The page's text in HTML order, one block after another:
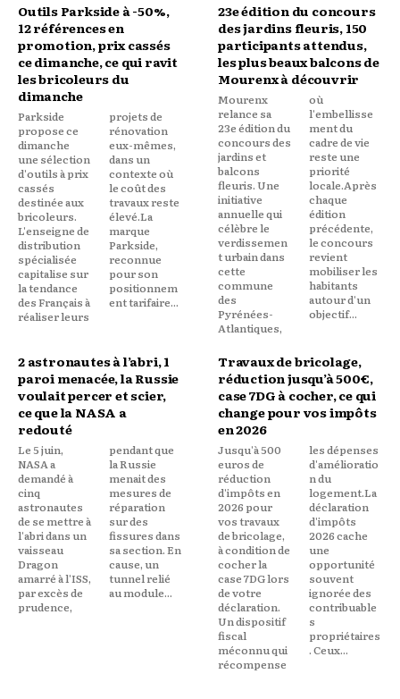
Outils Parkside à -50%,
12 références en
promotion, prix cassés
ce dimanche, ce qui ravit
les bricoleurs du
dimanche
Parkside
propose ce
dimanche
une sélection
d'outils à prix
cassés
destinée aux
bricoleurs.
L'enseigne de
distribution
spécialisée
capitalise sur
la tendance
des Français à
réaliser leurs
projets de
rénovation
eux-mêmes,
dans un
contexte où
le coût des
travaux reste
élevé.La
marque
Parkside,
reconnue
pour son
positionnem
ent tarifaire...
23e édition du concours
des jardins fleuris, 150
participants attendus,
les plus beaux balcons de
Mourenx à découvrir
Mourenx
relance sa
23e édition du
concours des
jardins et
balcons
fleuris. Une
initiative
annuelle qui
célèbre le
verdissemen
t urbain dans
cette
commune
des
Pyrénées-
Atlantiques,
où
l'embellisse
ment du
cadre de vie
reste une
priorité
locale.Après
chaque
édition
précédente,
le concours
revient
mobiliser les
habitants
autour d'un
objectif...
2 astronautes à l’abri, 1
paroi menacée, la Russie
voulait percer et scier,
ce que la NASA a
redouté
Le 5 juin,
NASA a
demandé à
cinq
astronautes
de se mettre à
l'abri dans un
vaisseau
Dragon
amarré à l'ISS,
par excès de
prudence,
pendant que
la Russie
menait des
mesures de
réparation
sur des
fissures dans
sa section. En
cause, un
tunnel relié
au module...
Travaux de bricolage,
réduction jusqu’à 500€,
case 7DG à cocher, ce qui
change pour vos impôts
en 2026
Jusqu'à 500
euros de
réduction
d'impôts en
2026 pour
vos travaux
de bricolage,
à condition de
cocher la
case 7DG lors
de votre
déclaration.
Un dispositif
fiscal
méconnu qui
récompense
les dépenses
d'amélioratio
n du
logement.La
déclaration
d'impôts
2026 cache
une
opportunité
souvent
ignorée des
contribuable
s
propriétaires
. Ceux...